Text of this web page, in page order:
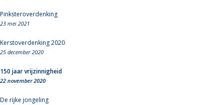
Pinksteroverdenking
23 mei 2021
Kerstoverdenking 2020
25 december 2020
150 jaar vrijzinnigheid
22 november 2020
De rijke jongeling